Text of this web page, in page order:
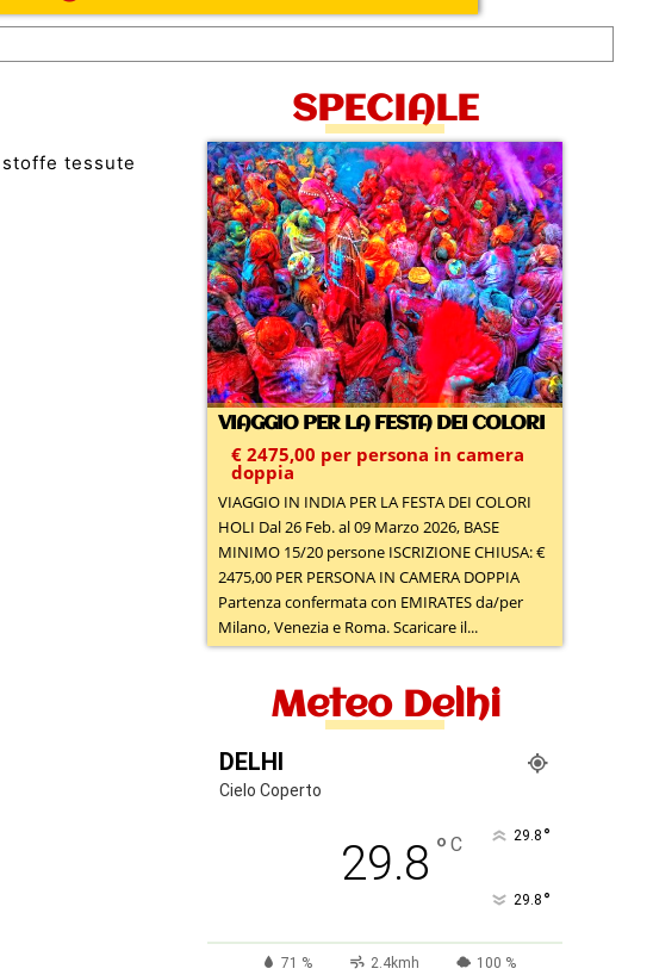
tessute
SPECIALE
VIAGGIO PER LA FESTA DEI COLORI
€ 2475,00 per persona in camera
doppia
VIAGGIO IN INDIA PER LA FESTA DEI COLORI
HOLI Dal 26 Feb. al 09 Marzo 2026, BASE
MINIMO 15/20 persone ISCRIZIONE CHIUSA: €
2475,00 PER PERSONA IN CAMERA DOPPIA
Partenza confermata con EMIRATES da/per
Milano, Venezia e Roma. Scaricare il...
Meteo Delhi
DELHI
Cielo Coperto
29.8 ° C 29.8 °
29.8 °
71 % 2.4kmh 100 %